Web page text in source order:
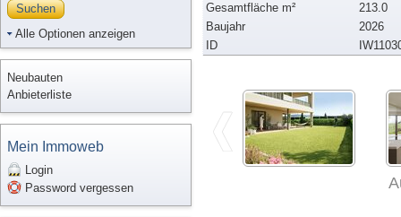
Suchen
Alle Optionen anzeigen
Neubauten
Anbieterliste
Mein Immoweb
Login
Password vergessen
Gesamtfläche m²
213.0
Baujahr
2026
ID